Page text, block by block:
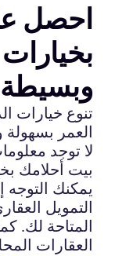
احصل
وبسيطة
تنوع خيارات
العمر بسهولة
لا توجد
بيت أحلامك
يمكنك التوجه
التمويل
المتاحة لك.
العقارات